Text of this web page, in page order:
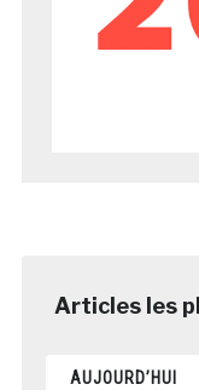
AUJOURD’HUI